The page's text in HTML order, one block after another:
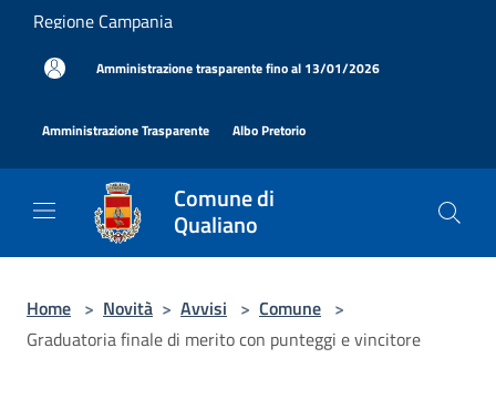
Salta al contenuto principale
Regione Campania
Amministrazione trasparente fino al 13/01/2026
Amministrazione Trasparente Albo Pretorio
Comune di
Qualiano
Home > Novità > Avvisi > Comune >
Graduatoria finale di merito con punteggi e vincitore